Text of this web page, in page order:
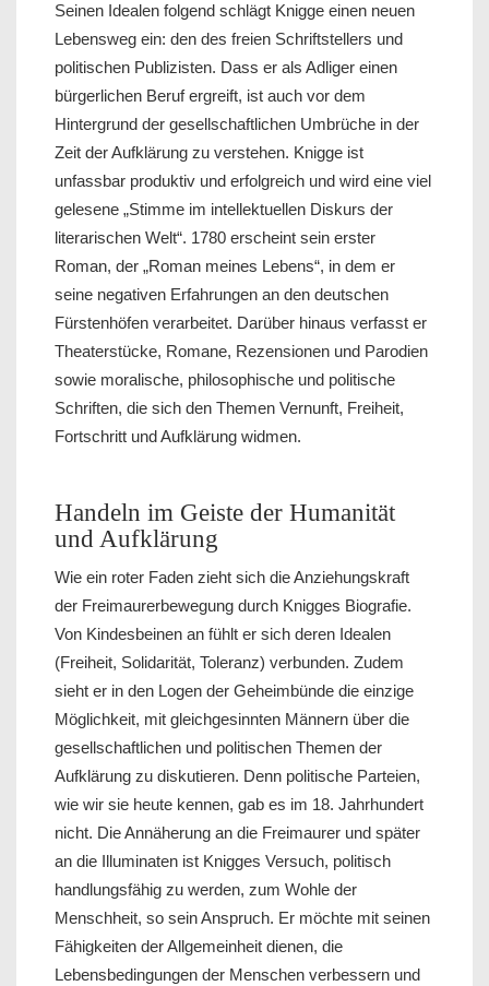
Seinen Idealen folgend schlägt Knigge einen neuen
Lebensweg ein: den des freien Schriftstellers und
politischen Publizisten. Dass er als Adliger einen
bürgerlichen Beruf ergreift, ist auch vor dem
Hintergrund der gesellschaftlichen Umbrüche in der
Zeit der Aufklärung zu verstehen. Knigge ist
unfassbar produktiv und erfolgreich und wird eine viel
gelesene „Stimme im intellektuellen Diskurs der
literarischen Welt“. 1780 erscheint sein erster
Roman, der „Roman meines Lebens“, in dem er
seine negativen Erfahrungen an den deutschen
Fürstenhöfen verarbeitet. Darüber hinaus verfasst er
Theaterstücke, Romane, Rezensionen und Parodien
sowie moralische, philosophische und politische
Schriften, die sich den Themen Vernunft, Freiheit,
Fortschritt und Aufklärung widmen.
Handeln im Geiste der Humanität
und Aufklärung
Wie ein roter Faden zieht sich die Anziehungskraft
der Freimaurerbewegung durch Knigges Biografie.
Von Kindesbeinen an fühlt er sich deren Idealen
(Freiheit, Solidarität, Toleranz) verbunden. Zudem
sieht er in den Logen der Geheimbünde die einzige
Möglichkeit, mit gleichgesinnten Männern über die
gesellschaftlichen und politischen Themen der
Aufklärung zu diskutieren. Denn politische Parteien,
wie wir sie heute kennen, gab es im 18. Jahrhundert
nicht. Die Annäherung an die Freimaurer und später
an die Illuminaten ist Knigges Versuch, politisch
handlungsfähig zu werden, zum Wohle der
Menschheit, so sein Anspruch. Er möchte mit seinen
Fähigkeiten der Allgemeinheit dienen, die
Lebensbedingungen der Menschen verbessern und